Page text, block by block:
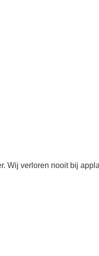
Wij verloren nooit bij